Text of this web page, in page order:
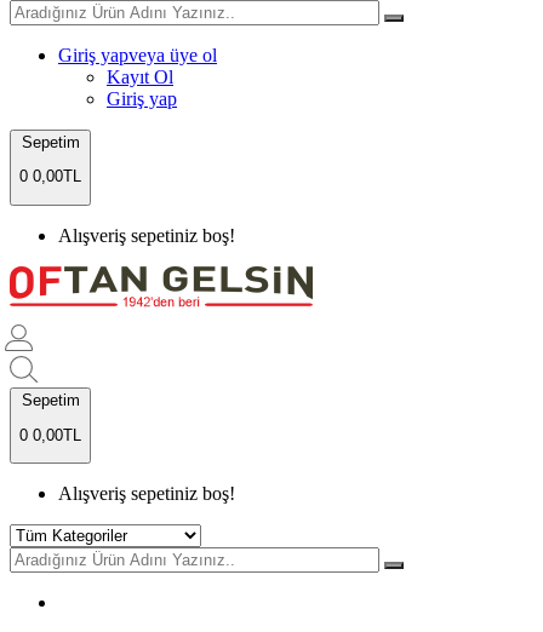
Giriş yapveya üye ol
Kayıt Ol
Giriş yap
Sepetim
0 0,00TL
Alışveriş sepetiniz boş!
Sepetim
0 0,00TL
Alışveriş sepetiniz boş!